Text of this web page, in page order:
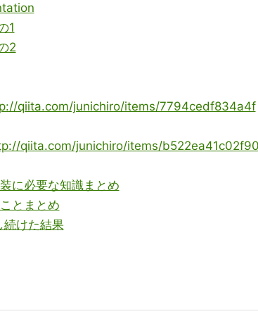
1
2
qiita.com/junichiro/items/7794cedf834a4f
qiita.com/junichiro/items/
に必要な知識まとめ
とまとめ
続けた結果